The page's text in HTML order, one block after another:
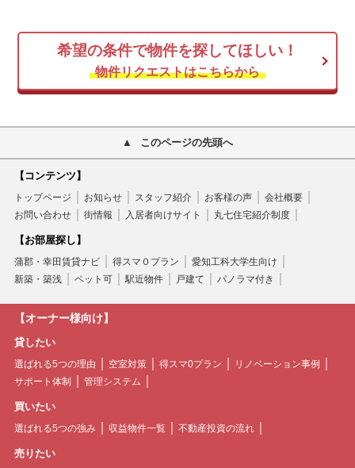
希望の条件で物件を探してほしい！
物件リクエストはこちらから
このページの先頭へ
【コンテンツ】
トップページ お知らせ スタッフ紹介 お客様の声
会社概要
お問い合わせ
街情報 入居者向けサイト 丸七住宅紹介制度
【お部屋探し】
蒲郡・幸田賃貸ナビ 得スマ０プラン
愛知工科大学生向け
新築・築浅
ペット可 駅近物件 戸建て パノラマ付き
【オーナー様向け】
貸したい
選ばれる5つの理由 空室対策 得スマ0プラン
リノベーション事例
サポート体制
管理システム
買いたい
選ばれる5つの強み 収益物件一覧 不動産投資の流れ
売りたい